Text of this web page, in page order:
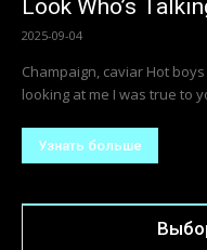
Look Who’s
2025-09-04
Champaign, caviar Hot
looking at me I was true to
Узнать больше